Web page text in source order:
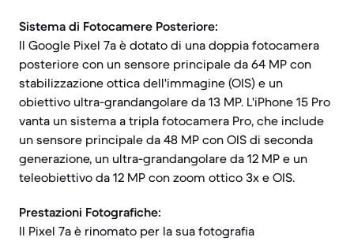
Sistema di Fotocamere Posteriore:
Il Google Pixel 7a è dotato di una doppia fotocamera
posteriore con un sensore principale da 64 MP con
stabilizzazione ottica dell'immagine (OIS) e un
obiettivo ultra-grandangolare da 13 MP. L'iPhone 15 Pro
vanta un sistema a tripla fotocamera Pro, che include
un sensore principale da 48 MP con OIS di seconda
generazione, un ultra-grandangolare da 12 MP e un
teleobiettivo da 12 MP con zoom ottico 3x e OIS.
Prestazioni Fotografiche:
Il Pixel 7a è rinomato per la sua fotografia